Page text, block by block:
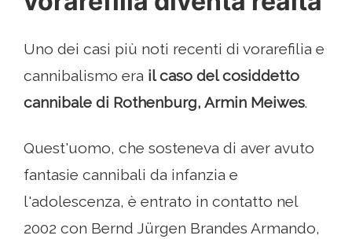
Uno dei casi più noti recenti di vorarefilia e
cannibalismo era il caso del cosiddetto
cannibale di Rothenburg, Armin Meiwes.
Quest'uomo, che sosteneva di aver avuto
fantasie cannibali da infanzia e
l'adolescenza, è entrato in contatto nel
2002 con Bernd Jürgen Brandes Armando,